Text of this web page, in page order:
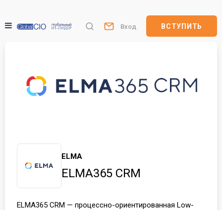
Вход ВСТУПИТЬ
ELMA
ELMA365 CRM
ELMA365 CRM — процессно-ориентированная Low-